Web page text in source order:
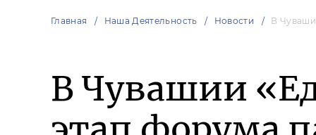
Главная Наша Деятельность Новости В
В Чувашии